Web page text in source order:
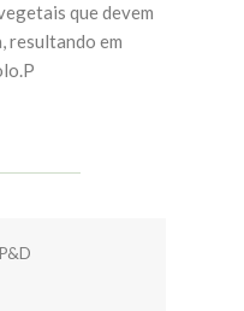
que devem
resultando em
P&D